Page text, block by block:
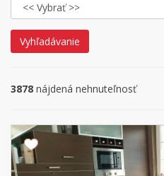
Vyhľadávanie
3878 nájdená nehnuteľnosť